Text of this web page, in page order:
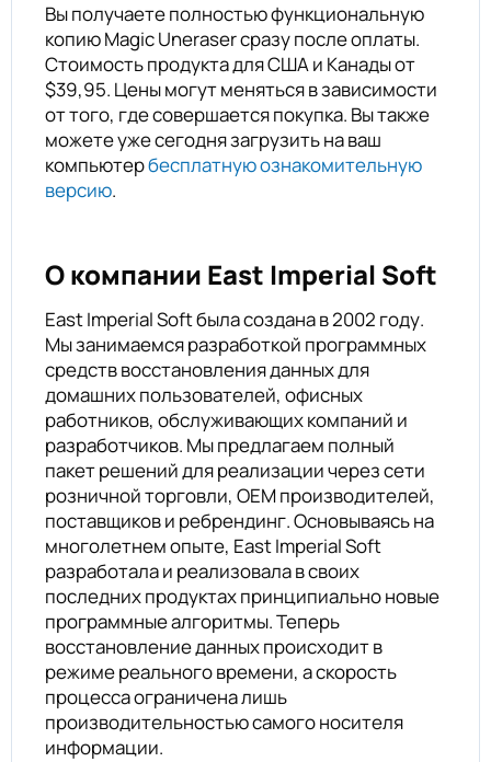
Вы получаете полностью функциональную
копию Magic Uneraser сразу после оплаты.
Стоимость продукта для США и Канады от
$39,95. Цены могут меняться в зависимости
от того, где совершается покупка. Вы также
можете уже сегодня загрузить на ваш
компьютербесплатную ознакомительную
версию.
О компании East Imperial Soft
East Imperial Soft была создана в 2002 году.
Мы занимаемся разработкой программных
средств восстановления данных для
домашних пользователей, офисных
работников, обслуживающих компаний и
разработчиков. Мы предлагаем полный
пакет решений для реализации через сети
розничной торговли, ОЕМ производителей,
поставщиков и ребрендинг. Основываясь на
многолетнем опыте, East Imperial Soft
разработала и реализовала в своих
последних продуктах принципиально новые
программные алгоритмы. Теперь
восстановление данных происходит в
режиме реального времени, а скорость
процесса ограничена лишь
производительностью самого носителя
информации.